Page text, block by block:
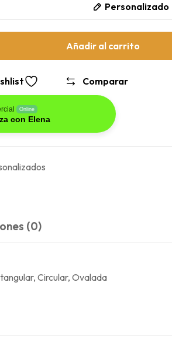
Personalizado
Añadir al carrito
Comparar
Online
con Elena
(0)
Circular, Ovalada